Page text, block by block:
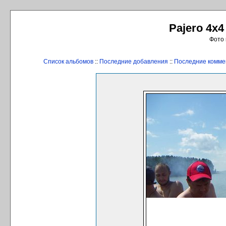
Pajero
Фото
Список альбомов :: Последние добавления :: Последние